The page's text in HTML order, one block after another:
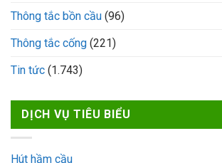
Thông tắc bồn cầu (96)
Thông tắc cống (221)
Tin tức (1.743)
DỊCH VỤ TIÊU BIỂU
Hút hầm cầu